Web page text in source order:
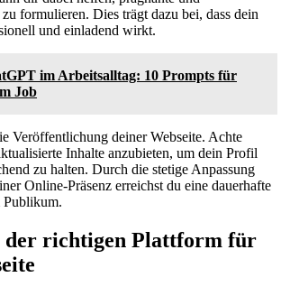
formulieren. Dies trägt dazu bei, dass dein
und einladend wirkt.
im Arbeitsalltag: 10 Prompts für
Job
Veröffentlichung deiner Webseite. Achte
Inhalte anzubieten, um dein Profil
zu halten. Durch die stetige Anpassung
Online-Präsenz erreichst du eine dauerhafte
Publikum.
der richtigen Plattform für